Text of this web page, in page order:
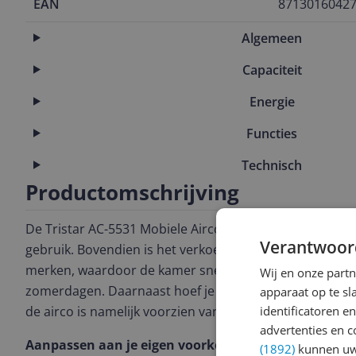
EAN
Algemeen
Capaciteit
Energie
Functies
Technisch
Productomschrijving
De Tristar AC-5531 Mobiele Airconditioner is zuinig,
gebruik. Bovendien is het verkoelende effect van
merken, waardoor de kamer snel een aangename
zomerdagen. Daarnaast hoef je je geen zorgen te
de airco is namelijk voorzien van energielabel A.
Aanpassen aan je eigen voorkeuren
Wij en onze
apparaat op te
identificatoren
advertenties en
(1892) kunnen